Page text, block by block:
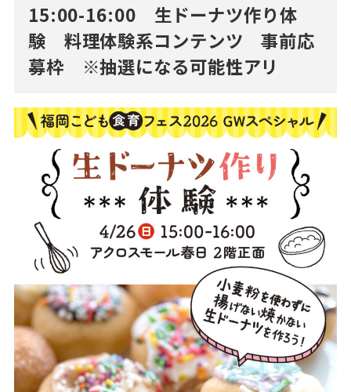
15:00-16:00 生ドーナツ作り体
験 料理体験系コンテンツ 事前応
募枠 ※抽選になる可能性アリ